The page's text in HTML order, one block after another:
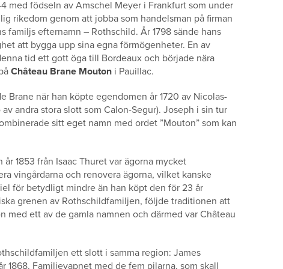
med födseln av Amschel Meyer i Frankfurt som under
rikedom genom att jobba som handelsman på firman
familjs efternamn – Rothschild. År 1798 sände hans
att bygga upp sina egna förmögenheter. En av
tid ett gott öga till Bordeaux och började nära
Château Brane Mouton i Pauillac.
när han köpte egendomen år 1720 av Nicolas-
andra stora slott som Calon-Segur). Joseph i sin tur
sitt eget namn med ordet ”Mouton” som kan
1853 från Isaac Thuret var ägorna mycket
vingårdarna och renovera ägorna, vilket kanske
för betydligt mindre än han köpt den för 23 år
grenen av Rothschildfamiljen, följde traditionen att
ett av de gamla namnen och därmed var Château
ett slott i samma region: James
1868. Familjevapnet med de fem pilarna, som skall